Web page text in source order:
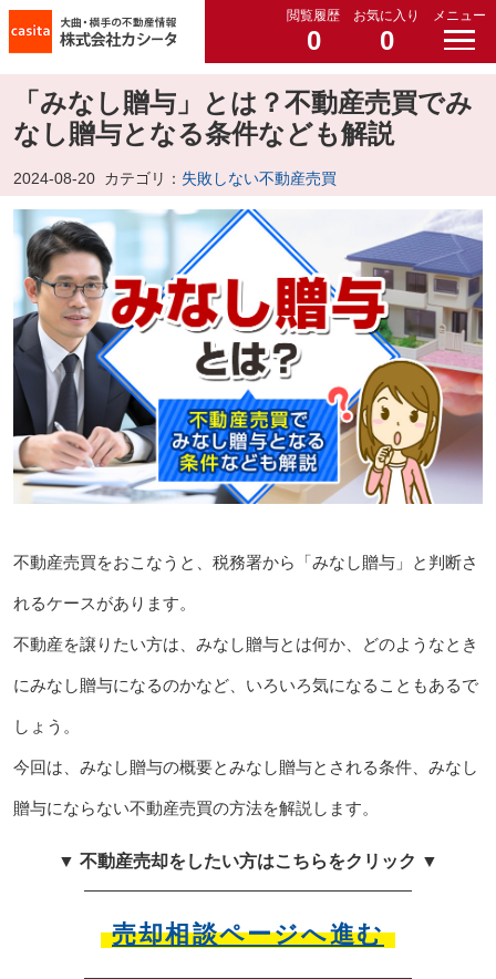
閲覧履歴
0
お気に入り
0
メニュー
「みなし贈与」とは？不動産売買でみ
なし贈与となる条件なども解説
2024-08-20 カテゴリ： 失敗しない不動産売買
不動産売買をおこなうと、税務署から「みなし贈与」と判断さ
れるケースがあります。
不動産を譲りたい方は、みなし贈与とは何か、どのようなとき
にみなし贈与になるのかなど、いろいろ気になることもあるで
しょう。
今回は、みなし贈与の概要とみなし贈与とされる条件、みなし
贈与にならない不動産売買の方法を解説します。
▼ 不動産売却をしたい方はこちらをクリック ▼
売却相談ページへ進む